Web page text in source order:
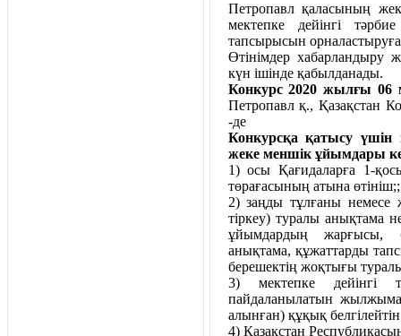
Петропавл қаласының
мектепке дейінгі
тапсырысын
Өтінімдер хабарландыру
күн ішінде қабылданады.
Конкурс 2020 жылғы 06
Петропавл қ., Қазақстан
-де
Конкурсқа қатысу үшін
жеке меншік ұйымдары
1) осы Қағидаларға 1-
төрағасының атына өтініш;;
2) заңды тұлғаны немесе
тіркеу) туралы анықтама
ұйымдардың жарғысы,
анықтама, құжаттарды
берешектің жоқтығы
3) мектепке дейінгі
пайдаланылатын
алынған) құқық
4) Қазақстан